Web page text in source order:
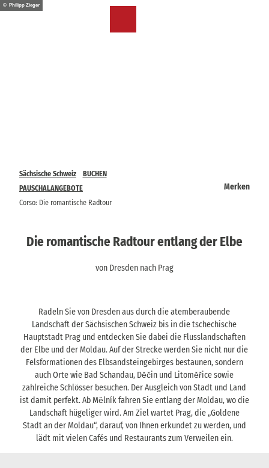
Z© Philipp Zieger
Sächsische Schweiz
BUCHEN
PAUSCHALANGEBOTE
Corso: Die romantische Radtour
Merken
Die romantische Radtour entlang der Elbe
von Dresden nach Prag
Radeln Sie von Dresden aus durch die atemberaubende
Landschaft der Sächsischen Schweiz bis in die tschechische
Hauptstadt Prag und entdecken Sie dabei die Flusslandschaften
der Elbe und der Moldau. Auf der Strecke werden Sie nicht nur die
Felsformationen des Elbsandsteingebirges bestaunen, sondern
auch Orte wie Bad Schandau, Děčin und Litoměřice sowie
zahlreiche Schlösser besuchen. Der Ausgleich von Stadt und Land
ist damit perfekt. Ab Mělník fahren Sie entlang der Moldau, wo die
Landschaft hügeliger wird. Am Ziel wartet Prag, die „Goldene
Stadt an der Moldau“, darauf, von Ihnen erkundet zu werden, und
lädt mit vielen Cafés und Restaurants zum Verweilen ein.